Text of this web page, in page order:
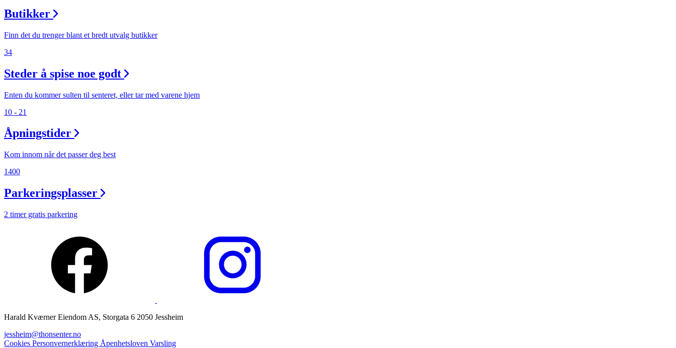
Søk
Åpningstider
Praktisk informasjon
Magasin
Gavekort
Butikker
Finn det du trenger blant et bredt utvalg butikker
34
Steder å spise noe godt
Enten du kommer sulten til senteret, eller tar med varene hjem
10 - 21
Åpningstider
Kom innom når det passer deg best
1400
Parkeringsplasser
2 timer gratis parkering
Harald Kværner Eiendom AS, Storgata 6 2050 Jessheim
jessheim@thonsenter.no
Cookies Personvernerklæring Åpenhetsloven Varsling